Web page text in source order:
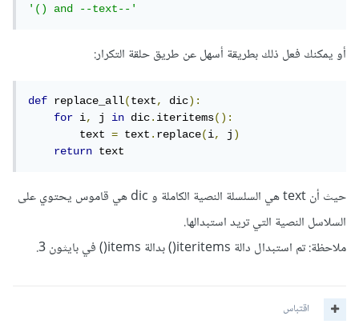
'() and --text--'
أو يمكنك فعل ذلك بطريقة أسهل عن طريق حلقة التكرار:
def replace_all(text, dic):
for i, j in dic.iteritems():
        text
= text.replace(i, j)
return text
حيث أن text هي السلسلة النصية الكاملة و dic هي قاموس يحتوي على
السلاسل النصية التي تريد استبدالها.
ملاحظة: تم استبدال دالة iteritems() بدالة items() في بايثون 3.
اقتباس